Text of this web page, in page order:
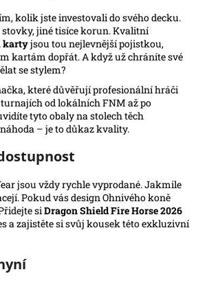
kolik jste investovali do svého decku.
jiné tisíce korun. Kvalitní
kartyjsou tou nejlevnější pojistkou,
kartám dopřát. A když už chráníte své
se stylem?
které důvěřují profesionální hráči
turnajích od lokálních FNM až po
tyto obaly na stolech těch
– je to důkaz kvality.
jsou vždy rychle vyprodané. Jakmile
Pokud vás design Ohnivého koně
siDragon Shield Fire Horse 2026
a zajistěte si svůj kousek této exkluzivní